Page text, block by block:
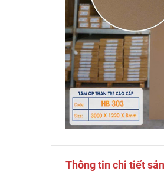
Thông tin chi tiết